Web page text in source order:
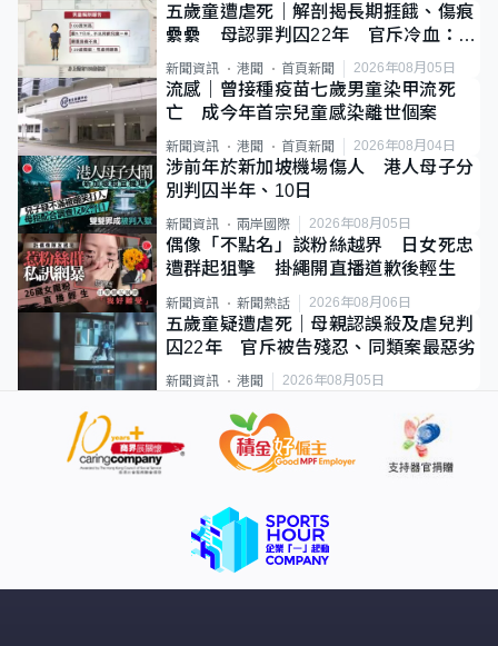
五歲童遭虐死｜解剖揭長期捱餓、傷痕
纍纍 母認罪判囚22年 官斥冷血：同
類案最惡劣
新聞資訊 港聞 首頁新聞 2026年08月05日
流感｜曾接種疫苗七歲男童染甲流死
亡 成今年首宗兒童感染離世個案
新聞資訊 港聞 首頁新聞 2026年08月04日
涉前年於新加坡機場傷人 港人母子分
別判囚半年、10日
新聞資訊 兩岸國際 2026年08月05日
偶像「不點名」談粉絲越界 日女死忠
遭群起狙擊 掛繩開直播道歉後輕生
新聞資訊 新聞熱話 2026年08月06日
五歲童疑遭虐死｜母親認誤殺及虐兒判
囚22年 官斥被告殘忍、同類案最惡劣
新聞資訊 港聞 2026年08月05日